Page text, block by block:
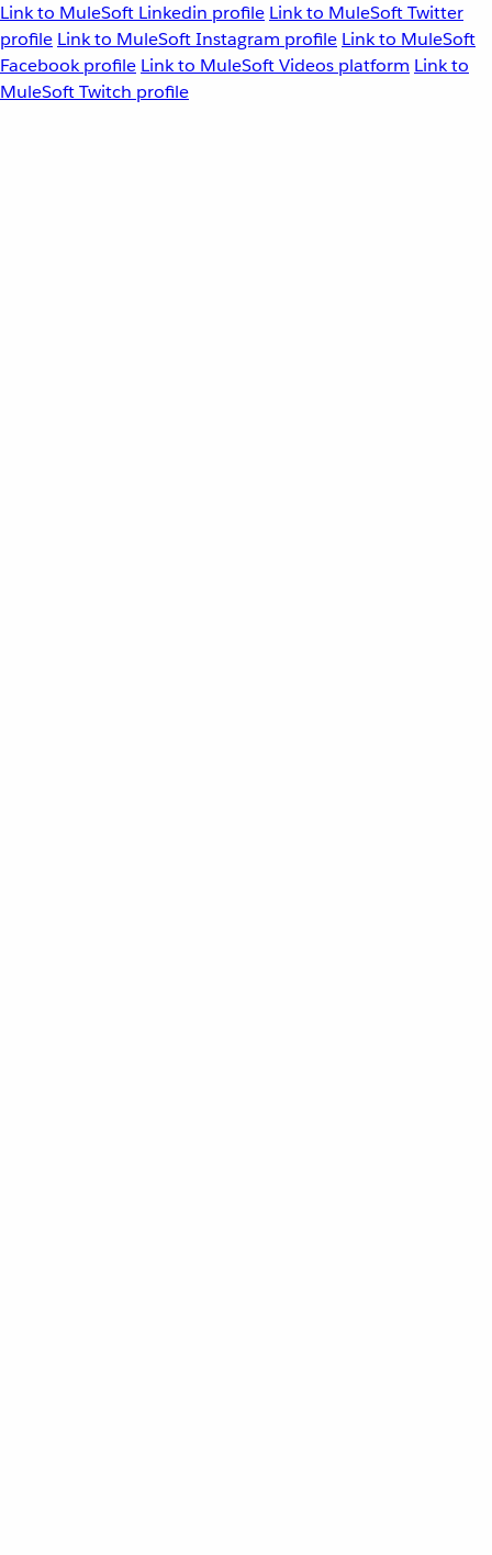
Link to MuleSoft Linkedin profile Link to MuleSoft Twitter
profile Link to MuleSoft Instagram profile Link to MuleSoft
Facebook profile Link to MuleSoft Videos platform Link to
MuleSoft Twitch profile